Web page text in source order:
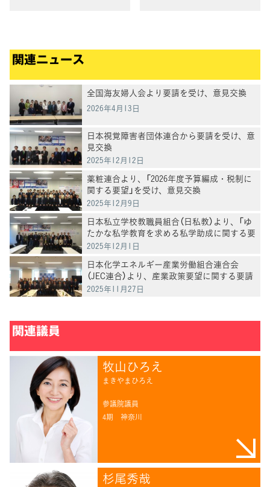
関連ニュース
全国海友婦人会より要請を受け、意見交換
2026年4月13日
日本視覚障害者団体連合から要請を受け、意
見交換
2025年12月12日
薬粧連合より、「2026年度予算編成・税制に
関する要望」を受け、意見交換
2025年12月9日
日本私立学校教職員組合（日私教）より、「ゆ
たかな私学教育を求める私学助成に関する要
請」を受け、意見交換
2025年12月1日
日本化学エネルギー産業労働組合連合会
（JEC連合）より、産業政策要望に関する要請
を受け、意見交換
2025年11月27日
関連議員
牧山ひろえ
まきやまひろえ
参議院議員
4期 神奈川
杉尾秀哉